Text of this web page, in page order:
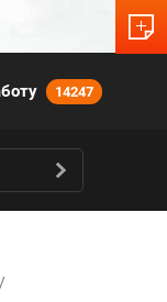
14247